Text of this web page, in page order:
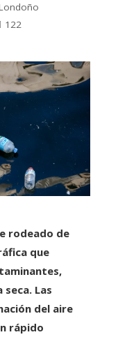
122
rodeado de
que
Las
del aire
rápido